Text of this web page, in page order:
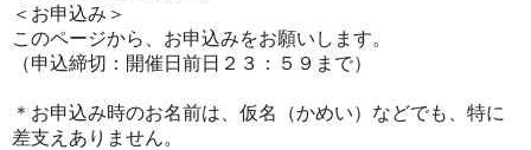
＜お申込み＞
このページから、お申込みをお願いします。
（申込締切：開催日前日２３：５９まで）
＊お申込み時のお名前は、仮名（かめい）などでも、特に
差支えありません。